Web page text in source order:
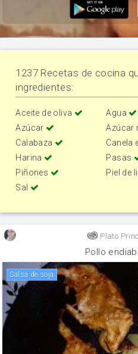
1237 Recetas de cocina
ingredientes:
Aceite de oliva
Agua
Azúcar
Azúcar
Calabaza
Canela
Harina
Pasas
Piñones
Piel de
Sal
Plato
Pollo
salsa de soja